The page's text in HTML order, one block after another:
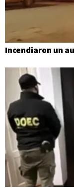
Incendiaron un